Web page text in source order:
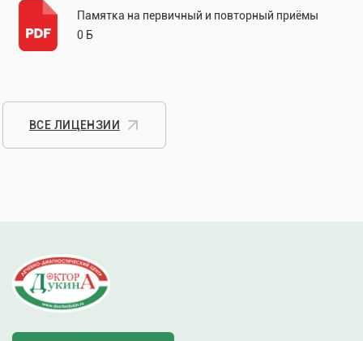
Памятка на первичный и повторный приёмы
0 Б
ВСЕ ЛИЦЕНЗИИ